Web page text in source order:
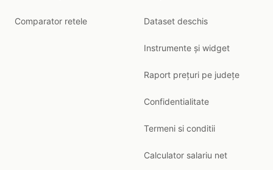
Comparator retele Dataset deschis
Instrumente și widget
Raport prețuri pe județe
Confidentialitate
Termeni si conditii
Calculator salariu net